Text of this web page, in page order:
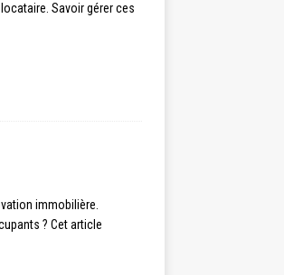
Savoir gérer ces
immobilière.
? Cet article